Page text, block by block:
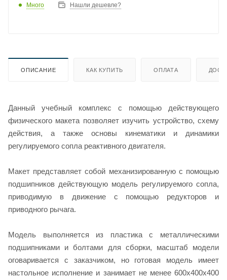
Много Нашли дешевле?
ОПИСАНИЕ КАК КУПИТЬ ОПЛАТА
Данный учебный комплекс с помощью действующего
физического макета позволяет изучить устройство, схему
действия, а также основы кинематики и динамики
регулируемого сопла реактивного двигателя.
Макет представляет собой механизированную с помощью
подшипников действующую модель регулируемого сопла,
приводимую в движение с помощью редукторов и
приводного рычага.
Модель выполняется из пластика с металлическими
подшипниками и болтами для сборки, масштаб модели
оговаривается с заказчиком, но готовая модель имеет
настольное исполнение и занимает не менее 600х400х400